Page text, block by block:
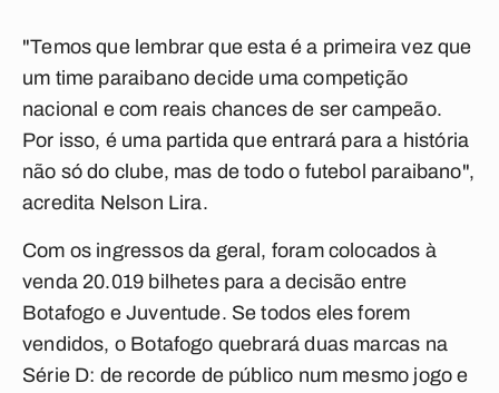
"Temos que lembrar que esta é a primeira vez que
um time paraibano decide uma competição
nacional e com reais chances de ser campeão.
Por isso, é uma partida que entrará para a história
não só do clube, mas de todo o futebol paraibano",
acredita Nelson Lira.
Com os ingressos da geral, foram colocados à
venda 20.019 bilhetes para a decisão entre
Botafogo e Juventude. Se todos eles forem
vendidos, o Botafogo quebrará duas marcas na
Série D: de recorde de público num mesmo jogo e